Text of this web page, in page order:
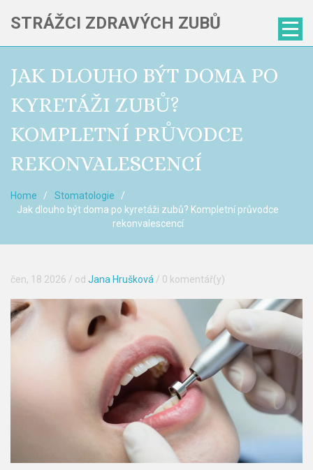
STRÁŽCI ZDRAVÝCH ZUBŮ
JAK DLOUHO BÝT DOMA PO
KYRETÁŽI ZUBŮ?
KOMPLETNÍ PRŮVODCE
REKONVALESCENCÍ
Home
Stomatologie
Jak dlouho být doma po kyretáži zubů? Kompletní průvodce
rekonvalescencí
čen, 18 2026 / od Jana Hrušková / 0 komentář(y)